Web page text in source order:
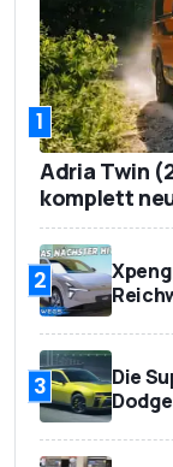
1
Adria Twin
komplett
2
3
Die